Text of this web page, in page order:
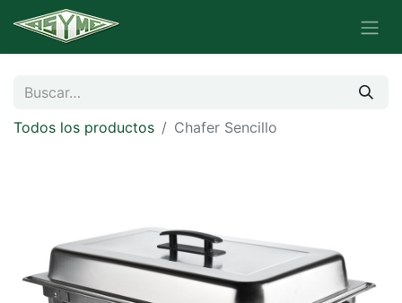
Todos los productos Chafer Sencillo